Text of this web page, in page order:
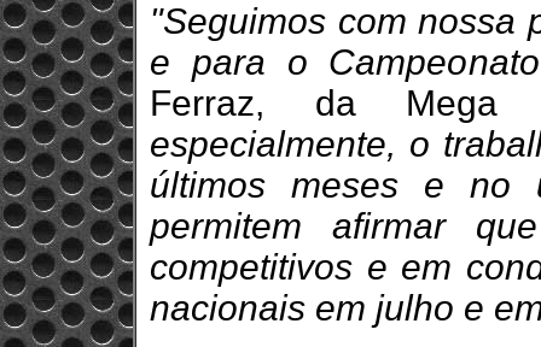
"Seguimos com nossa
e para o
Ferraz, da
especialmente, o
últimos meses e no
permitem afirmar
competitivos e em
nacionais em julho e